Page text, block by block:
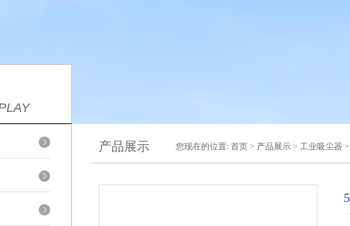
产品展示 您现在的位置: 首页 > 产品展示 > 工业吸尘器 >